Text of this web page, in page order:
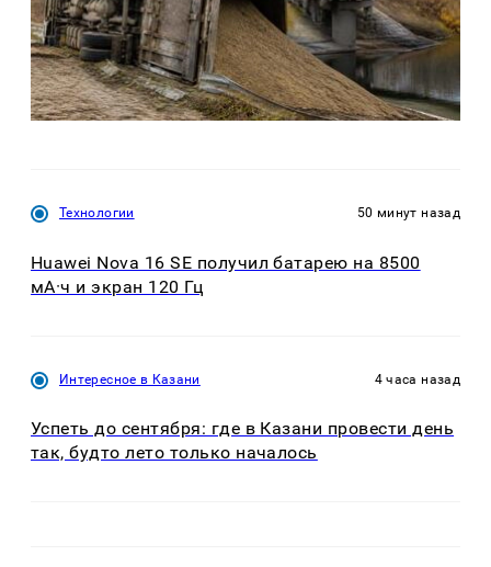
Технологии 50 минут назад
Huawei Nova 16 SE получил батарею на 8500
мА·ч и экран 120 Гц
Интересное в Казани 4 часа назад
Успеть до сентября: где в Казани провести день
так, будто лето только началось